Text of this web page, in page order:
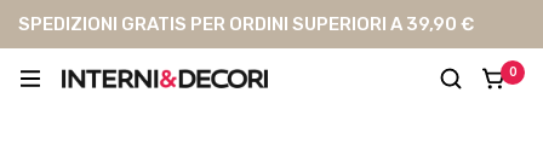
SPEDIZIONI GRATIS PER ORDINI SUPERIORI A 39,90 €
0